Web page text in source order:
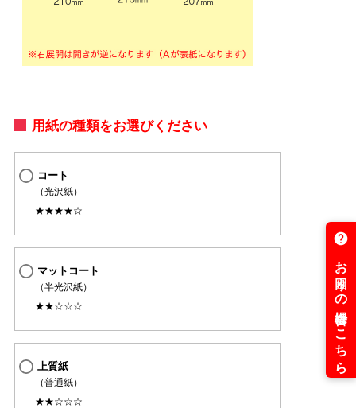
用紙の種類をお選びください
コート
（光沢紙）
★★★★☆
マットコート
（半光沢紙）
★★☆☆☆
上質紙
（普通紙）
★★☆☆☆